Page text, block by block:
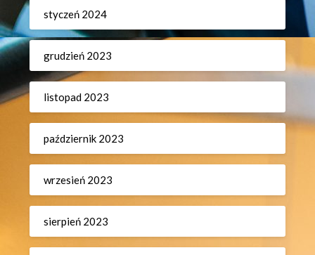
styczeń 2024
grudzień 2023
listopad 2023
październik 2023
wrzesień 2023
sierpień 2023